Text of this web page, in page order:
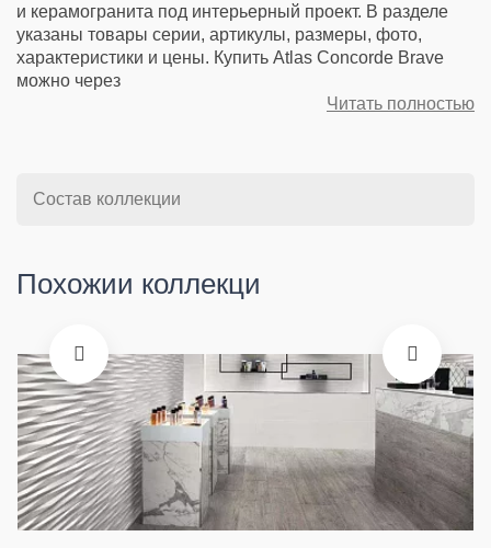
и керамогранита под интерьерный проект. В разделе
указаны товары серии, артикулы, размеры, фото,
характеристики и цены. Купить Atlas Concorde Brave
можно через
Читать полностью
Состав коллекции
Похожии коллекци